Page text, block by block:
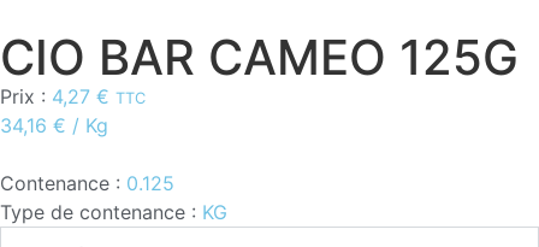
CIO BAR CAMEO 125G
Prix : 4,27 € TTC
34,16 € / Kg
Contenance : 0.125
Type de contenance : KG